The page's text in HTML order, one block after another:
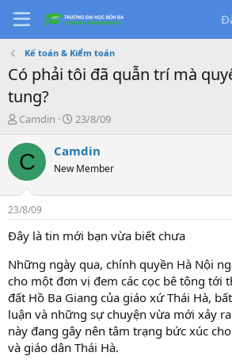
Kế toán & Kiểm toán
Có phải tôi đã quẫn trí mà
tung?
T
o
b
ở
Camdin
S
a
t
e
23/8/09
C Camdin
New Member
23/8/09
Đây là tin mới bạn vừa biết chưa
Những ngày qua, chính quyền Hà Nội
cho một đơn vị đem các cọc bê tông tới
đất Hồ Ba Giang của giáo xứ Thái Hà,
luận và những sự chuyện vừa mới xảy
này đang gây nên tâm trạng bức xúc
và giáo dân Thái Hà.